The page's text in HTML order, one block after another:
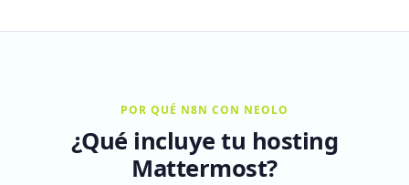
POR QUÉ N8N CON NEOLO
¿Qué incluye tu hosting
Mattermost?